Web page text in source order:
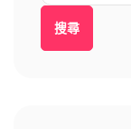
搜尋